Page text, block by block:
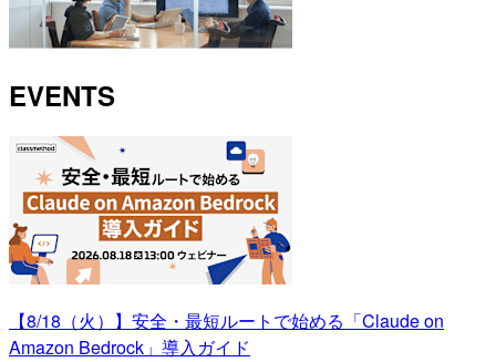
EVENTS
【8/18（火）】安全・最短ルートで始める「Claude on
Amazon Bedrock」導入ガイド